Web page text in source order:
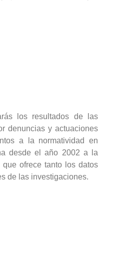
los resultados de las
denuncias y actuaciones
a la normatividad en
desde el año 2002 a la
ofrece tanto los datos
de las investigaciones.